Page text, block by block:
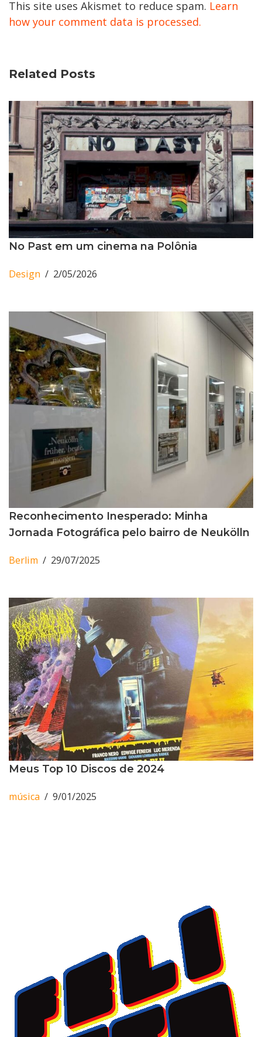
This site uses Akismet to reduce spam. Learn
how your comment data is processed.
Related Posts
No Past em um cinema na Polônia
Design 2/05/2026
Reconhecimento Inesperado: Minha
Jornada Fotográfica pelo bairro de Neukölln
Berlim 29/07/2025
Meus Top 10 Discos de 2024
música 9/01/2025